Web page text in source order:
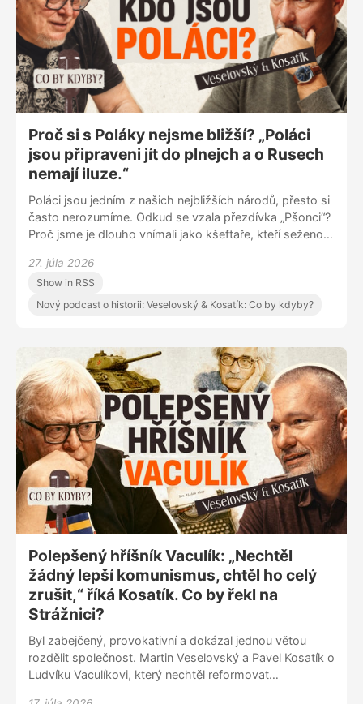
Proč si s Poláky nejsme bližší? „Poláci
jsou připraveni jít do plnejch a o Rusech
nemají iluze.“
Poláci jsou jedním z našich nejbližších národů, přesto si
často nerozumíme. Odkud se vzala přezdívka „Pšonci“?
Proč jsme je dlouho vnímali jako kšeftaře, kteří seženou
Rusku nebo pohled na vlastní dějiny od toho českého?
Martin Veselovský a Pavel Kosatík o sousedech, které
máme na dosah, ale přesto jim často nerozumíme.
27. júla 2026
Show in RSS
Nový podcast o historii: Veselovský & Kosatík: Co by kdyby?
Polepšený hříšník Vaculík: „Nechtěl
žádný lepší komunismus, chtěl ho celý
zrušit,“ říká Kosatík. Co by řekl na
Strážnici?
Byl zabejčený, provokativní a dokázal jednou větou
rozdělit společnost. Martin Veselovský a Pavel Kosatík o
Ludvíku Vaculíkovi, který nechtěl reformovat